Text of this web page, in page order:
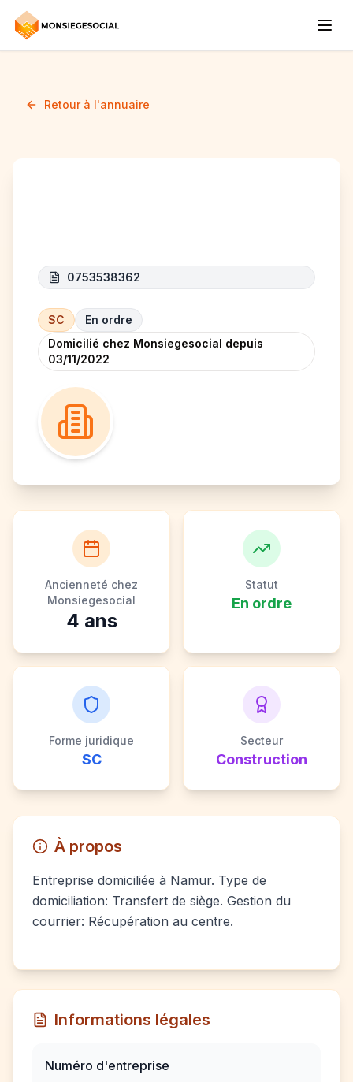
Retour à l'annuaire
0753538362
SC
En ordre
Domicilié chez Monsiegesocial depuis
03/11/2022
Ancienneté chez
Monsiegesocial
4 ans
Statut
En ordre
Forme juridique
SC
Secteur
Construction
À propos
Entreprise domiciliée à Namur. Type de
domiciliation: Transfert de siège. Gestion du
courrier: Récupération au centre.
Informations légales
Numéro d'entreprise